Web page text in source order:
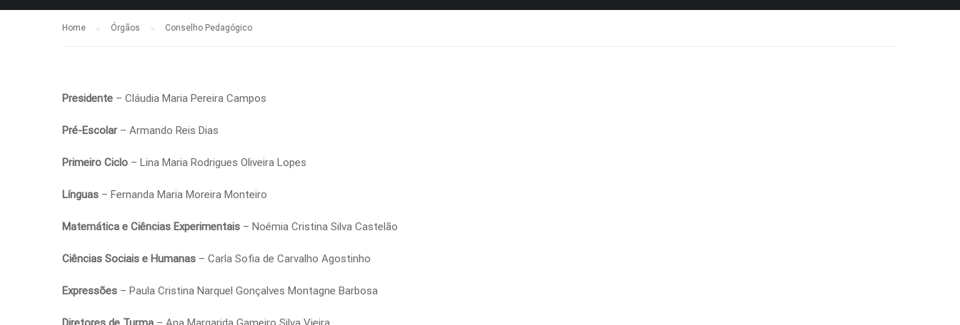
Home Órgãos Conselho Pedagógico
Presidente – Cláudia Maria Pereira Campos
Pré-Escolar– Armando Reis Dias
Primeiro Ciclo – Lina Maria Rodrigues Oliveira Lopes
Línguas – Fernanda Maria Moreira Monteiro
Matemática e Ciências Experimentais – Noémia Cristina Silva Castelão
Ciências Sociais e Humanas – Carla Sofia de Carvalho Agostinho
Expressões – Paula Cristina Narquel Gonçalves Montagne Barbosa